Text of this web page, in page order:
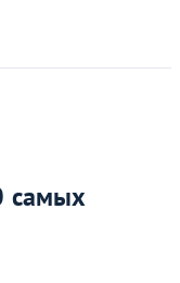
самых